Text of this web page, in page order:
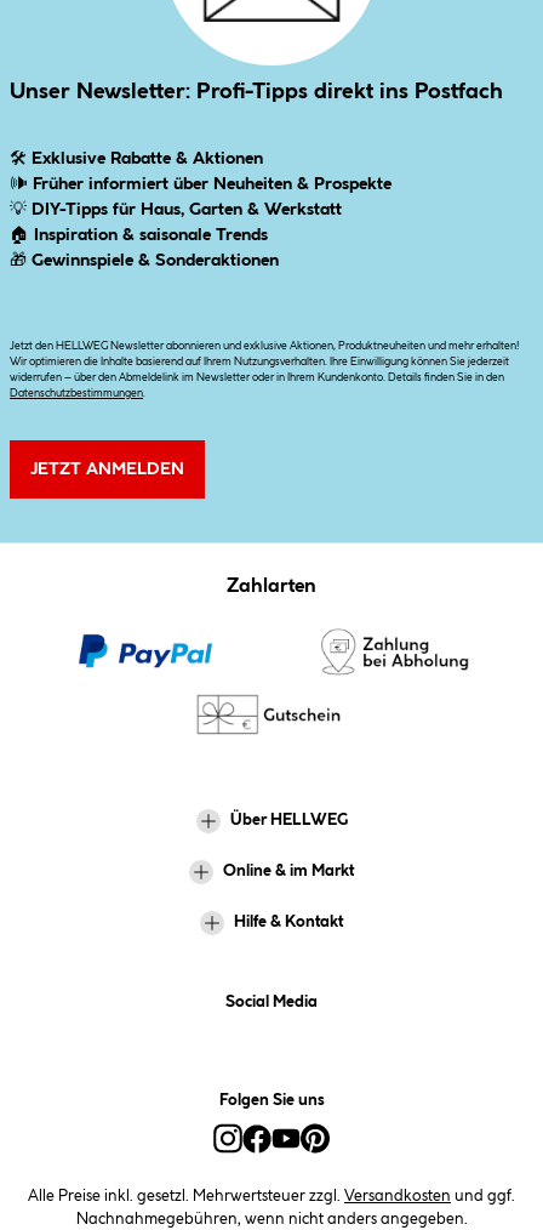
Unser Newsletter: Profi-Tipps direkt ins Postfach
🛠 Exklusive Rabatte & Aktionen
🕪 Früher informiert über Neuheiten & Prospekte
💡 DIY-Tipps für Haus, Garten & Werkstatt
🏠
Inspiration & saisonale Trends
🎁 Gewinnspiele & Sonderaktionen
Jetzt den HELLWEG Newsletter abonnieren und exklusive Aktionen, Produktneuheiten und mehr erhalten!
Wir optimieren die Inhalte basierend auf Ihrem Nutzungsverhalten. Ihre Einwilligung können Sie jederzeit
widerrufen – über den Abmeldelink im Newsletter oder in Ihrem Kundenkonto. Details finden Sie in den
Datenschutzbestimmungen
JETZT ANMELDEN
Zahlarten
Über HELLWEG
Online & im Markt
Hilfe & Kontakt
Social Media
Folgen Sie uns
Alle Preise inkl. gesetzl. Mehrwertsteuer zzgl. Versandkosten und ggf.
Nachnahmegebühren, wenn nicht anders angegeben.